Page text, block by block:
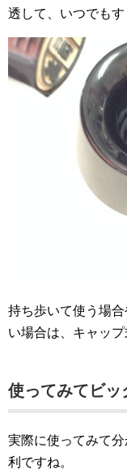
透して、いつでもす
持ち歩いて使う場
い場合は、キャップ
使ってみてビッ
実際に使ってみて
利ですね。